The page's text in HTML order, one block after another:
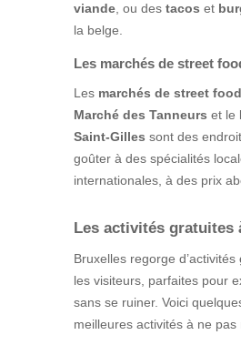
viande, ou des tacos et
la belge.
Les marchés de street
Les marchés de street food
Marché des Tanneurs et le
Saint-Gilles sont des
goûter à des spécialités
internationales, à des prix
Les activités gratuites
Bruxelles regorge d’activités
les visiteurs, parfaites pour
sans se ruiner. Voici
meilleures activités à ne pas